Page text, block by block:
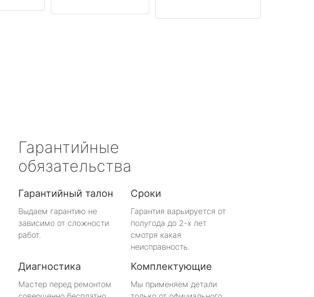
Гарантийные
обязательства
Гарантийный талон
Выдаем гарантию не
зависимо от сложности
работ.
Сроки
Гарантия варьируется от
полугода до 2-х лет
смотря какая
неисправность.
Диагностика
Мастер перед ремонтом
Комплектующие
Мы применяем детали